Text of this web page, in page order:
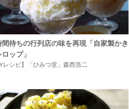
間待ちの行列店の味を再現「自家製かき
ップ」
レシピ】「ひみつ堂」森西浩二